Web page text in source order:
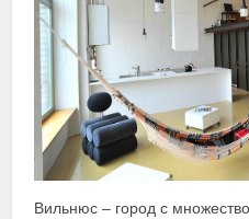
Вильнюс – город с